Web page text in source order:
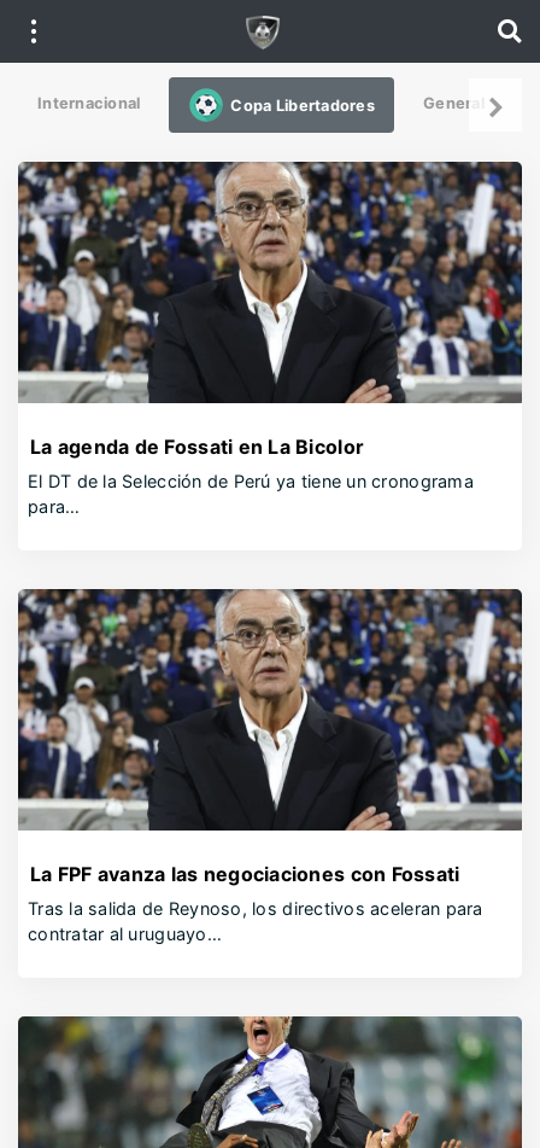
Internacional Copa Libertadores General
La agenda de Fossati en La Bicolor
El DT de la Selección de Perú ya tiene un cronograma
para…
La FPF avanza las negociaciones con Fossati
Tras la salida de Reynoso, los directivos aceleran para
contratar al uruguayo…